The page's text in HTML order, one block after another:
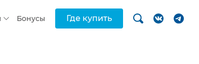
Бонусы Где купить